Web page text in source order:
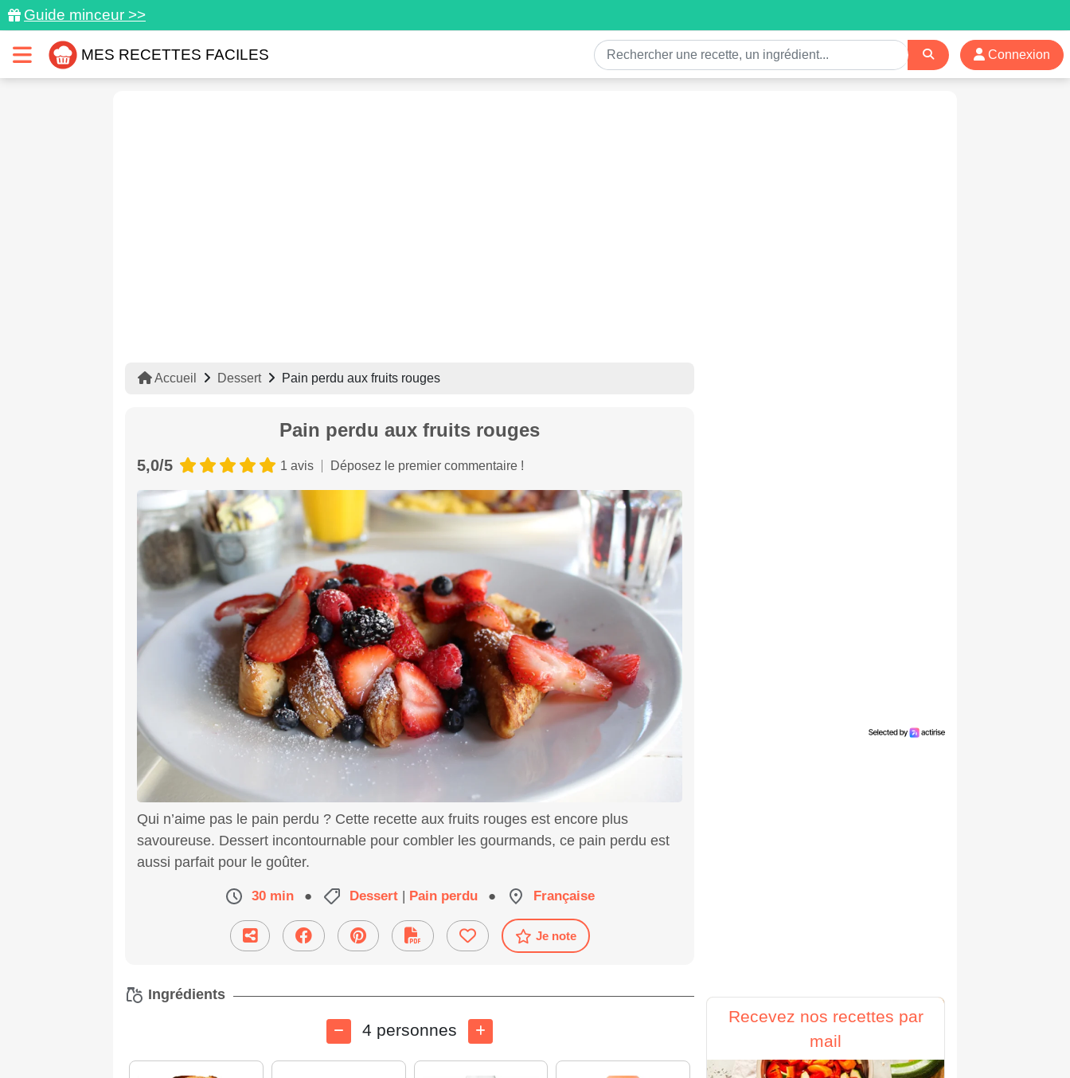
Guide minceur >>
MES RECETTES FACILES Connexion
Accueil Dessert Pain perdu aux fruits rouges
Pain perdu aux fruits rouges
5,0/5 1 avis Déposez le premier commentaire !
Qui n’aime pas le pain perdu ? Cette recette aux fruits rouges est encore plus
savoureuse. Dessert incontournable pour combler les gourmands, ce pain perdu est
aussi parfait pour le goûter.
30 min ● Dessert | Pain perdu ● Française
Je note
Ingrédients
4 personnes
Recevez nos recettes par
mail